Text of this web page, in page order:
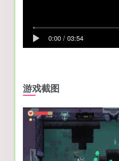
0:00 / 03:54
游戏截图